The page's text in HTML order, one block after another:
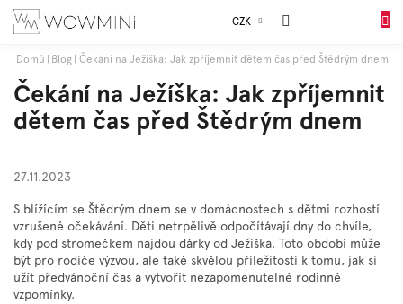
Přejít
CZK
Sales
Dívky
Chlapci
Obuv
Domů Blog Čekání na Ježíška: Jak zpříjemnit dětem čas před Štědrým dnem
Čekání na Ježíška: Jak zpříjemnit
dětem čas před Štědrým dnem
27.11.2023
S blížícím se Štědrým dnem se v domácnostech s dětmi rozhostí
vzrušené očekávání. Děti netrpělivě odpočítávají dny do chvíle,
kdy pod stromečkem najdou dárky od Ježíška. Toto období může
být pro rodiče výzvou, ale také skvělou příležitostí k tomu, jak si
užít předvánoční čas a vytvořit nezapomenutelné rodinné
vzpomínky.